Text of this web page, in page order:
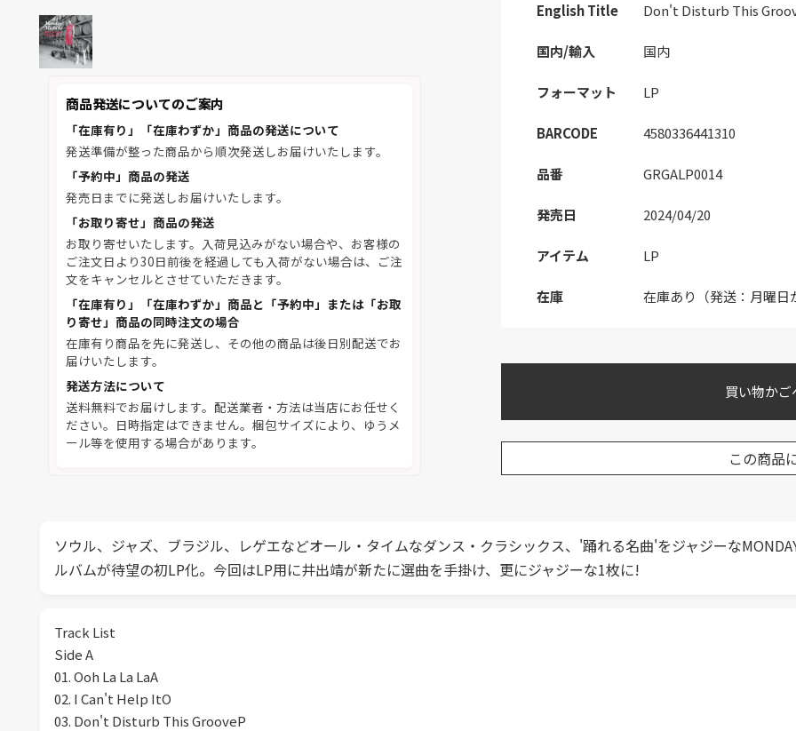
商品発送についてのご案内
「在庫有り」「在庫わずか」商品の発送について
発送準備が整った商品から順次発送しお届けいたします。
「予約中」商品の発送
発売日までに発送しお届けいたします。
「お取り寄せ」商品の発送
お取り寄せいたします。入荷見込みがない場合や、お客様の
ご注文日より30日前後を経過しても入荷がない場合は、ご注
文をキャンセルとさせていただきます。
「在庫有り」「在庫わずか」商品と「予約中」または「お取
り寄せ」商品の同時注文の場合
在庫有り商品を先に発送し、その他の商品は後日別配送でお
届けいたします。
発送方法について
送料無料でお届けします。配送業者・方法は当店にお任せく
ださい。日時指定はできません。梱包サイズにより、ゆうメ
ール等を使用する場合があります。
English Title Don't Disturb This
国内/輸入 国内
フォーマット LP
BARCODE 4580336441310
品番 GRGALP0014
発売日 2024/04/20
アイテム LP
在庫 在庫あり（発送：月曜
買い物か
この商品
ソウル、ジャズ、ブラジル、レゲエなどオール・タイムなダンス・クラシックス、'踊れる名曲'をジャジーな
ルバムが待望の初LP化。今回はLP用に井出靖が新たに選曲を手掛け、更にジャジーな1枚に!
Track List
Side A
01. Ooh La La LaA
02. I Can't Help ItO
03. Don't Disturb This GrooveP